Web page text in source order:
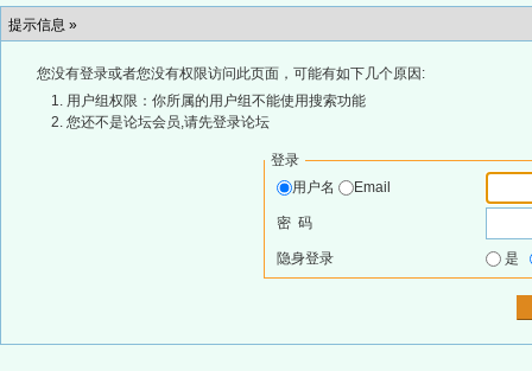
提示信息 »
您没有登录或者您没有权限访问此页面，可能有如下几个原因:
用户组权限：你所属的用户组不能使用搜索功能
您还不是论坛会员,请先登录论坛
登录
用户名
Email
密 码
隐身登录 是